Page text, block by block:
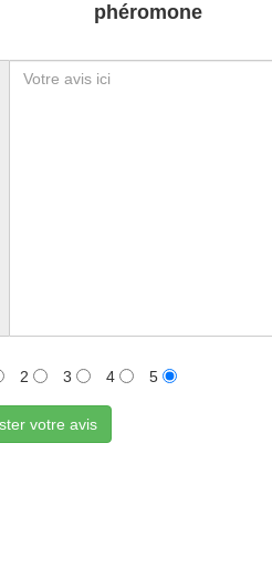
phéromone
2 3 4 5
votre avis